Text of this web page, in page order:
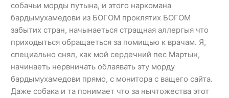
собачьи морды путына, и этого наркомана
бардымухамедови из БОГОМ проклятих БОГОМ
забытих стран, начынаеться стращная аллергыя что
приходыться обращаеться за помищью к врачам. Я,
специально снял, как мой сердечний пес Мартын,
начинаеть нервничать облаявать эту морду
бардымухамедови прямо, с монитора с ващего сайта.
Даже собака и та понимает что за нычтожества этот